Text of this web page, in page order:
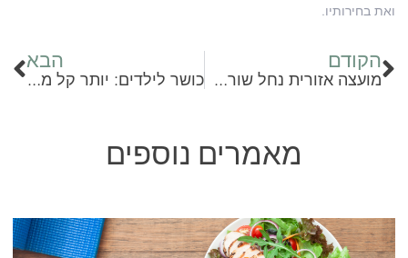
ואת בחירותיו.
הקודם
מועצה אזורית נחל שורק: פעילויות לבריאות הגוף והנפש
הבא
כושר לילדים: יותר קל מחשבתם!
מאמרים נוספים